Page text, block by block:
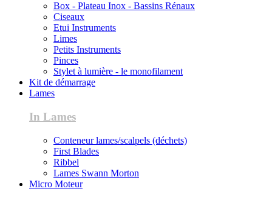
Box - Plateau Inox - Bassins Rénaux
Ciseaux
Etui Instruments
Limes
Petits Instruments
Pinces
Stylet à lumière - le monofilament
Kit de démarrage
Lames
In Lames
Conteneur lames/scalpels (déchets)
First Blades
Ribbel
Lames Swann Morton
Micro Moteur